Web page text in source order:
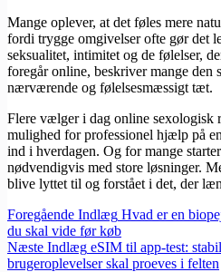
Mange oplever, at det føles mere
fordi trygge omgivelser ofte gør det
seksualitet, intimitet og de følelser,
foregår online, beskriver mange den
nærværende og følelsesmæssigt tæt.
Flere vælger i dag online sexologisk
mulighed for professionel hjælp på
ind i hverdagen. Og for mange
nødvendigvis med store løsninger.
blive lyttet til og forstået i det, der
Foregående Indlæg Hvad er en
du skal vide før køb
Næste Indlæg eSIM til app-test:
brugeroplevelser skal proeves i felten